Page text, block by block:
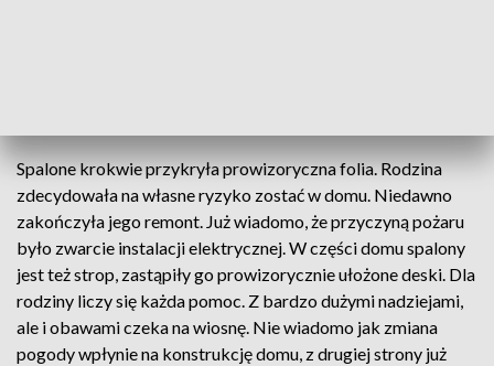
Spalone krokwie przykryła prowizoryczna folia. Rodzina
zdecydowała na własne ryzyko zostać w domu. Niedawno
zakończyła jego remont. Już wiadomo, że przyczyną pożaru
było zwarcie instalacji elektrycznej. W części domu spalony
jest też strop, zastąpiły go prowizorycznie ułożone deski. Dla
rodziny liczy się każda pomoc. Z bardzo dużymi nadziejami,
ale i obawami czeka na wiosnę. Nie wiadomo jak zmiana
pogody wpłynie na konstrukcję domu, z drugiej strony już